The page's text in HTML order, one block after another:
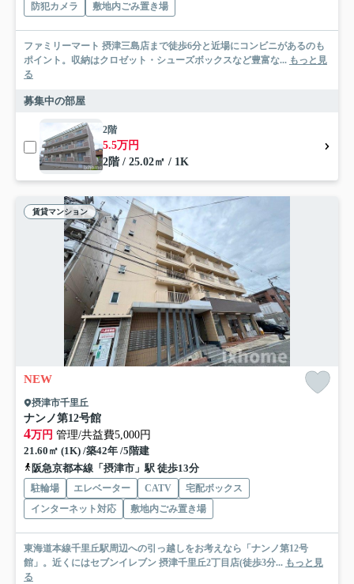
防犯カメラ
敷地内ごみ置き場
ファミリーマート 摂津三島店まで徒歩6分と近場にコンビニがあるのも
ポイント。収納はクロゼット・シューズボックスなど豊富な... もっと見
る
募集中の部屋
2階
5.5万円
2階 / 25.02㎡ / 1K
賃貸マンション
NEW
摂津市千里丘
ナンノ第12号館
4万円 管理/共益費5,000円
21.60㎡ (1K) /築42年 /5階建
阪急京都本線「摂津市」駅 徒歩13分
駐輪場 エレベーター CATV
宅配ボックス
インターネット対応
敷地内ごみ置き場
東海道本線千里丘駅周辺への引っ越しをお考えなら「ナンノ第12号
館」。近くにはセブンイレブン 摂津千里丘2丁目店(徒歩3分... もっと見
る